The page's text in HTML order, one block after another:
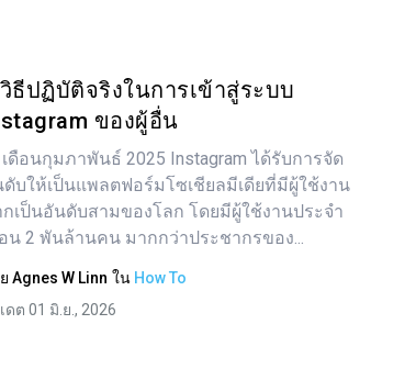
ทความนี้
ธีปฏิบัติจริงในการเข้าสู่ระบบ
ของผู้อื่น
ดือนกุมภาพันธ์ 2025 Instagram ได้รับการจัด
บให้เป็นแพลตฟอร์มโซเชียลมีเดียที่มีผู้ใช้งาน
เป็นอันดับสามของโลก โดยมีผู้ใช้งานประจำ
น 2 พันล้านคน มากกว่าประชากรของ...
Agnes W Linn ใน How To
ดต 01 มิ.ย., 2026